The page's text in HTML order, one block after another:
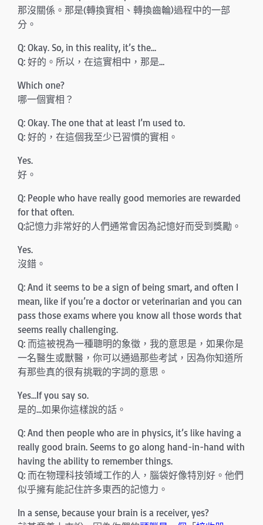
那沒關係。那是(轉換實相、轉換齒輪)過程中的一部
分。
Q: Okay. So, in this reality, it’s the…
Q: 好的。所以，在這實相中，那是…
Which one?
哪一個實相？
Q: Okay. The one that at least I’m used to.
Q: 好的，在這個我至少已習慣的實相。
Yes.
好。
Q: People who have really good memories are rewarded
for that often.
Q:記憶力非常好的人們通常會因為記憶好而受到獎勵。
Yes.
沒錯。
Q: And it seems to be a sign of being smart, and often I
mean, like if you’re a doctor or veterinarian and you can
pass those exams where you know all those words that
seems really challenging.
Q: 而這被視為一種聰明的象徵，我的意思是，如果你是
一名醫生或獸醫，你可以通過那些考試，因為你知道所
有那些真的很有挑戰的字詞的意思。
Yes…If you say so.
是的…如果你這樣說的話。
Q: And then people who are in physics, it’s like having a
really good brain. Seems to go along hand-in-hand with
having the ability to remember things.
Q: 而在物理科技領域工作的人，腦袋好像特別好。他們
似乎擁有能記住許多東西的記憶力。
In a sense, because your brain is a receiver, yes?